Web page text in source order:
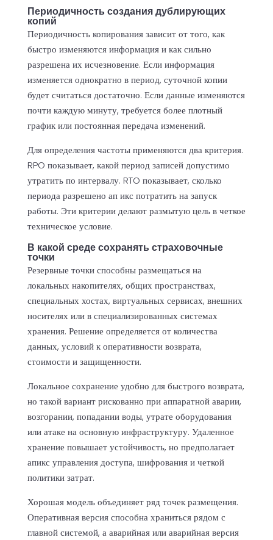
Периодичность создания дублирующих
копий
Периодичность копирования зависит от того, как
быстро изменяются информация и как сильно
разрешена их исчезновение. Если информация
изменяется однократно в период, суточной копии
будет считаться достаточно. Если данные изменяются
почти каждую минуту, требуется более плотный
график или постоянная передача изменений.
Для определения частоты применяются два критерия.
RPO показывает, какой период записей допустимо
утратить по интервалу. RTO показывает, сколько
периода разрешено ап икс потратить на запуск
работы. Эти критерии делают размытую цель в четкое
техническое условие.
В какой среде сохранять страховочные
точки
Резервные точки способны размещаться на
локальных накопителях, общих пространствах,
специальных хостах, виртуальных сервисах, внешних
носителях или в специализированных системах
хранения. Решение определяется от количества
данных, условий к оперативности возврата,
стоимости и защищенности.
Локальное сохранение удобно для быстрого возврата,
но такой вариант рискованно при аппаратной аварии,
возгорании, попадании воды, утрате оборудования
или атаке на основную инфраструктуру. Удаленное
хранение повышает устойчивость, но предполагает
апикс управления доступа, шифрования и четкой
политики затрат.
Хорошая модель объединяет ряд точек размещения.
Оперативная версия способна храниться рядом с
главной системой, а аварийная или аварийная версия